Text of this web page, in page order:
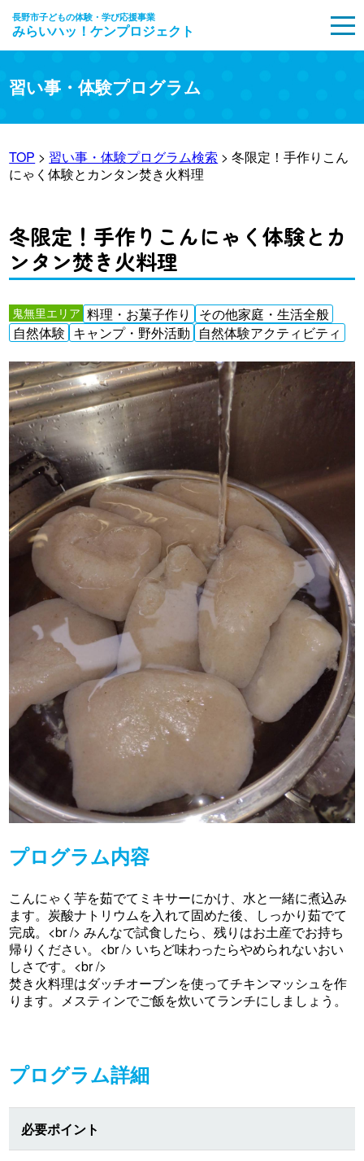
長野市子どもの体験・学び応援事業
みらいハッ！ケンプロジェクト
習い事・体験プログラム
TOP > 習い事・体験プログラム検索 > 冬限定！手作りこん
にゃく体験とカンタン焚き火料理
冬限定！手作りこんにゃく体験とカ
ンタン焚き火料理
鬼無里エリア 料理・お菓子作り
その他家庭・生活全般
自然体験 キャンプ・野外活動 自然体験アクティビティ
プログラム内容
こんにゃく芋を茹でてミキサーにかけ、水と一緒に煮込み
ます。炭酸ナトリウムを入れて固めた後、しっかり茹でて
完成。<br /> みんなで試食したら、残りはお土産でお持ち
帰りください。<br /> いちど味わったらやめられないおい
しさです。<br />
焚き火料理はダッチオーブンを使ってチキンマッシュを作
ります。メスティンでご飯を炊いてランチにしましょう。
プログラム詳細
必要ポイント